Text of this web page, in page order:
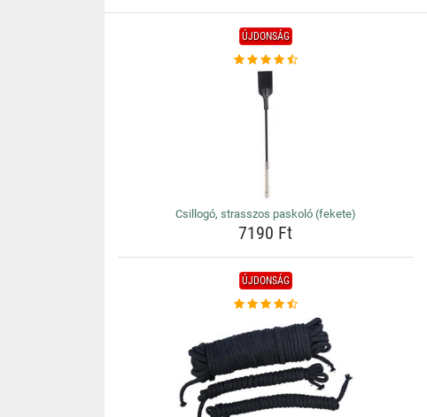
ÚJDONSÁG
Csillogó, strasszos paskoló (fekete)
7190 Ft
ÚJDONSÁG